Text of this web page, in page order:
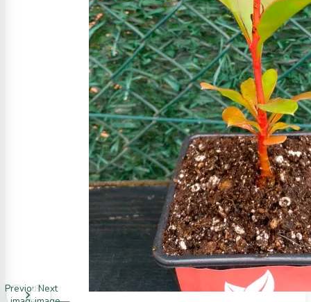
PreviousNext